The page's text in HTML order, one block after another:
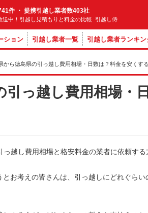
件 ・ 提携引越し業者数403社
送中！引越し見積もりと料金の比較 引越し侍
ション 引越し業者一覧 引越し業者ランキン
から徳島県の引っ越し費用相場・日数は？料金を安くす
引っ越し費用相場・
お考えの皆さんは、引っ越しにどれぐら